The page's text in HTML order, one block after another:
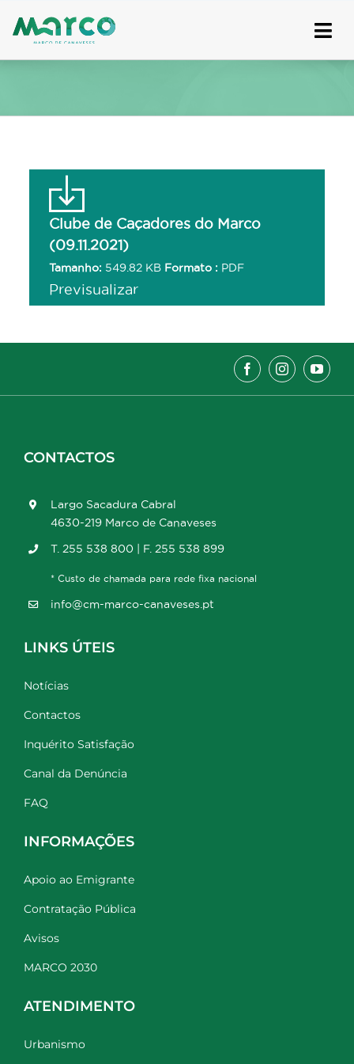
to
Clube de Caçadores do Marco
(09.11.2021)
Tamanho: 549.82 KB Formato : PDF
Previsualizar
CONTACTOS
Largo Sacadura Cabral
4630-219 Marco de Canaveses
T. 255 538 800 | F. 255 538 899
* Custo de chamada para rede fixa nacional
info@cm-marco-canaveses.pt
LINKS ÚTEIS
Notícias
Contactos
Inquérito Satisfação
Canal da Denúncia
FAQ
INFORMAÇÕES
Apoio ao Emigrante
Contratação Pública
Avisos
MARCO 2030
ATENDIMENTO
Urbanismo